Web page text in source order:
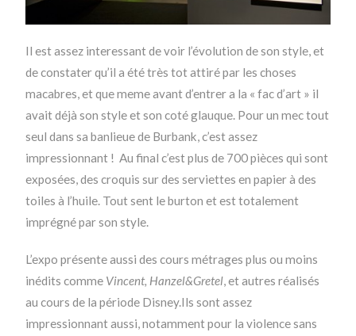
Il est assez interessant de voir l’évolution de son style, et
de constater qu’il a été très tot attiré par les choses
macabres, et que meme avant d’entrer a la « fac d’art » il
avait déjà son style et son coté glauque. Pour un mec tout
seul dans sa banlieue de Burbank, c’est assez
impressionnant ! Au final c’est plus de 700 pièces qui sont
exposées, des croquis sur des serviettes en papier à des
toiles à l’huile. Tout sent le burton et est totalement
imprégné par son style.
L’expo présente aussi des cours métrages plus ou moins
inédits comme Vincent, Hanzel&Gretel, et autres réalisés
au cours de la période Disney.Ils sont assez
impressionnant aussi, notamment pour la violence sans